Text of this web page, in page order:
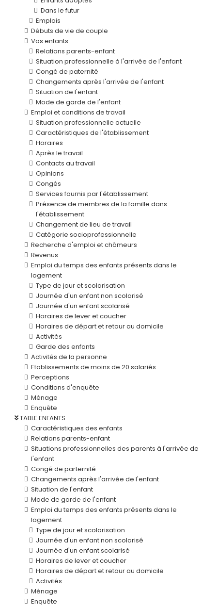
Dans le futur
Emplois
Débuts de vie de couple
Vos enfants
Relations parents-enfant
Situation professionnelle à l'arrivée de l'enfant
Congé de paternité
Changements après l'arrivée de l'enfant
Situation de l'enfant
Mode de garde de l'enfant
Emploi et conditions de travail
Situation professionnelle actuelle
Caractéristiques de l'établissement
Horaires
Après le travail
Contacts au travail
Opinions
Congés
Services fournis par l'établissement
Présence de membres de la famille dans
l'établissement
Changement de lieu de travail
Catégorie socioprofessionnelle
Recherche d'emploi et chômeurs
Revenus
Emploi du temps des enfants présents dans le
logement
Type de jour et scolarisation
Journée d'un enfant non scolarisé
Journée d'un enfant scolarisé
Horaires de lever et coucher
Horaires de départ et retour au domicile
Activités
Garde des enfants
Activités de la personne
Etablissements de moins de 20 salariés
Perceptions
Conditions d'enquête
Ménage
Enquête
TABLE ENFANTS
Caractéristiques des enfants
Relations parents-enfant
Situations professionnelles des parents à l'arrivée de
l'enfant
Congé de parternité
Changements après l'arrivée de l'enfant
Situation de l'enfant
Mode de garde de l'enfant
Emploi du temps des enfants présents dans le
logement
Type de jour et scolarisation
Journée d'un enfant non scolarisé
Journée d'un enfant scolarisé
Horaires de lever et coucher
Horaires de départ et retour au domicile
Activités
Ménage
Enquête